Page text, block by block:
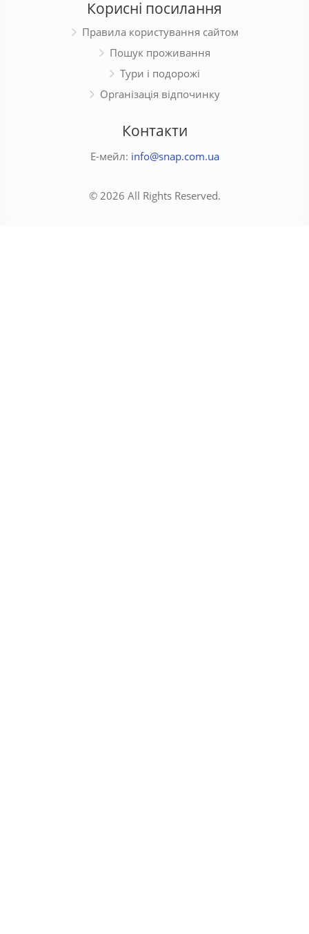
Корисні посилання
Правила користування сайтом
Пошук проживання
Тури і подорожі
Організація відпочинку
Контакти
Е-мейл: info@snap.com.ua
© 2026 All Rights Reserved.